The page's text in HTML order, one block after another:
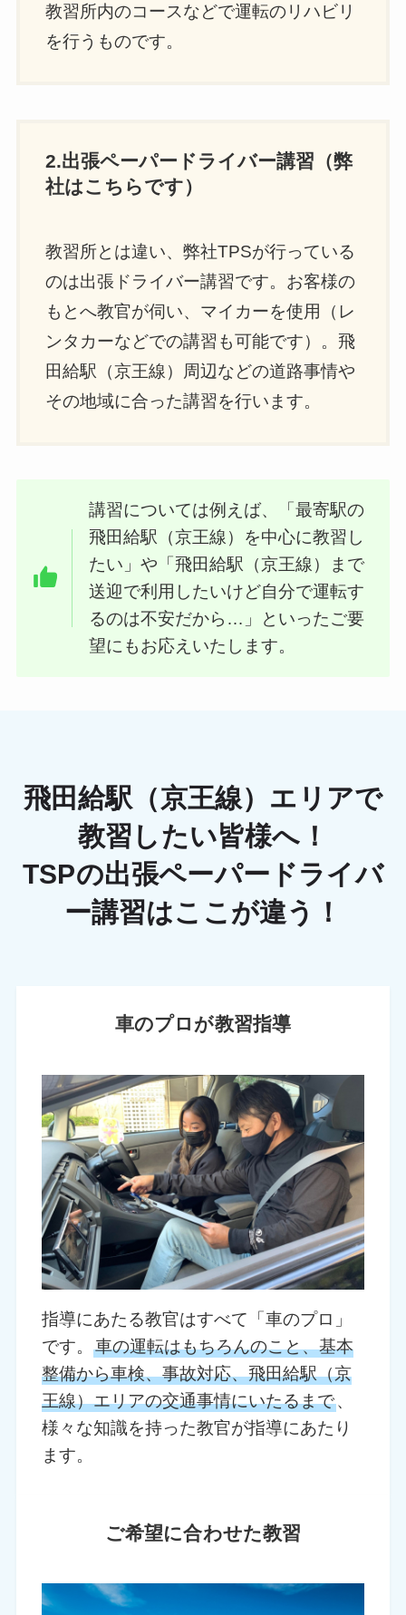
教習所内のコースなどで運転のリハビリ
を行うものです。
2.出張ペーパードライバー講習（弊
社はこちらです）
教習所とは違い、弊社TPSが行っている
のは出張ドライバー講習です。お客様の
もとへ教官が伺い、マイカーを使用（レ
ンタカーなどでの講習も可能です）。飛
田給駅（京王線）周辺などの道路事情や
その地域に合った講習を行います。
講習については例えば、「最寄駅の
飛田給駅（京王線）を中心に教習し
たい」や「飛田給駅（京王線）まで
送迎で利用したいけど自分で運転す
るのは不安だから…」といったご要
望にもお応えいたします。
飛田給駅（京王線）エリアで
教習したい皆様へ！
TSPの出張ペーパードライバ
ー講習はここが違う！
車のプロが教習指導
指導にあたる教官はすべて「車のプロ」
です。車の運転はもちろんのこと、基本
整備から車検、事故対応、飛田給駅（京
王線）エリアの交通事情にいたるまで、
様々な知識を持った教官が指導にあたり
ます。
ご希望に合わせた教習